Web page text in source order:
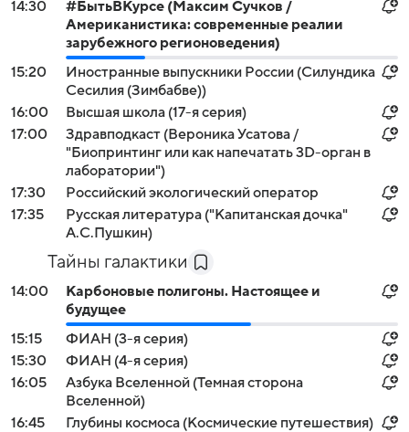
14:30
#БытьВКурсе (Максим Сучков /
Американистика: современные реалии
зарубежного регионоведения)
15:20
Иностранные выпускники России (Силундика
Сесилия (Зимбабве))
16:00
Высшая школа (17-я серия)
17:00
Здравподкаст (Вероника Усатова /
"Биопринтинг или как напечатать 3D-орган в
лаборатории")
17:30
Российский экологический оператор
17:35
Русская литература ("Капитанская дочка"
А.С.Пушкин)
Тайны галактики
14:00
Карбоновые полигоны. Настоящее и
будущее
15:15
ФИАН (3-я серия)
15:30
ФИАН (4-я серия)
16:05
Азбука Вселенной (Темная сторона
Вселенной)
16:45
Глубины космоса (Космические путешествия)